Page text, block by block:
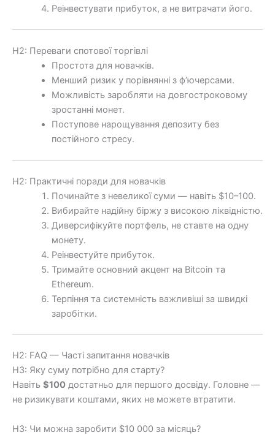
Реінвестувати прибуток, а не витрачати його.
H2: Переваги спотової торгівлі
Простота для новачків.
Менший ризик у порівнянні з ф’ючерсами.
Можливість заробляти на довгостроковому
зростанні монет.
Поступове нарощування депозиту без
постійного стресу.
H2: Практичні поради для новачків
Починайте з невеликої суми — навіть $10–100.
Вибирайте надійну біржу з високою ліквідністю.
Диверсифікуйте портфель, не ставте на одну
монету.
Реінвестуйте прибуток.
Тримайте основний акцент на Bitcoin та
Ethereum.
Терпіння та системність важливіші за швидкі
заробітки.
H2: FAQ — Часті запитання новачків
H3: Яку суму потрібно для старту?
Навіть $100 достатньо для першого досвіду. Головне —
не ризикувати коштами, яких не можете втратити.
H3: Чи можна заробити $10 000 за місяць?